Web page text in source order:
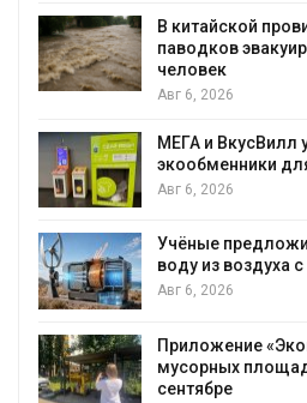
В китайской
паводков
человек
Авг 6, 2026
МЕГА и ВкусВилл
экообменники
Авг 6, 2026
Учёные
воду из воздуха
Авг 6, 2026
Приложение
мусорных
сентябре